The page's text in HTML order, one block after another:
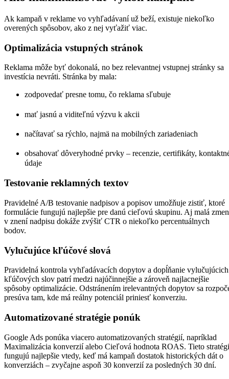
Ak kampaň v reklame vo vyhľadávaní už beží, existuje niekoľko
overených spôsobov, ako z nej vyťažiť viac.
Optimalizácia vstupných stránok
Reklama môže byť dokonalá, no bez relevantnej vstupnej stránky sa
investícia nevráti. Stránka by mala:
zodpovedať presne tomu, čo reklama sľubuje
mať jasnú a viditeľnú výzvu k akcii
načítavať sa rýchlo, najmä na mobilných zariadeniach
obsahovať dôveryhodné prvky – recenzie, certifikáty,
údaje
Testovanie reklamných textov
Pravidelné A/B testovanie nadpisov a popisov umožňuje zistiť, ktoré
formulácie fungujú najlepšie pre danú cieľovú skupinu. Aj malá
v znení nadpisu dokáže zvýšiť CTR o niekoľko percentuálnych
bodov.
Vylučujúce kľúčové slová
Pravidelná kontrola vyhľadávacích dopytov a dopĺňanie vylučujúcich
kľúčových slov patrí medzi najúčinnejšie a zároveň najlacnejšie
spôsoby optimalizácie. Odstránením irelevantných dopytov sa
presúva tam, kde má reálny potenciál priniesť konverziu.
Automatizované stratégie ponúk
Google Ads ponúka viacero automatizovaných stratégií, napríklad
Maximalizácia konverzií alebo Cieľová hodnota ROAS. Tieto
fungujú najlepšie vtedy, keď má kampaň dostatok historických dát o
konverziách – zvyčajne aspoň 30 konverzií za posledných 30 dní.